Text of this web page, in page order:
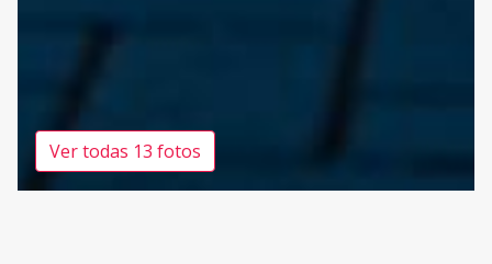
Ver todas 13 fotos